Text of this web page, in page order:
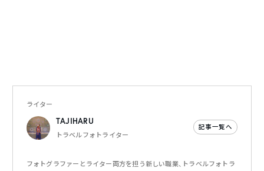
ライター
TAJIHARU
トラベルフォトライター
記事一覧へ
フォトグラファーとライター両方を担う新しい職業、トラベルフォトラ